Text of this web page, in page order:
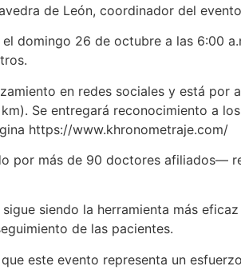
de León, coordinador del
domingo 26 de octubre a las 6:00
en redes sociales y está
Se entregará reconocimiento a
https://www.khronometraje.com/
por más de 90 doctores afiliados—
siendo la herramienta más
de las pacientes.
este evento representa un